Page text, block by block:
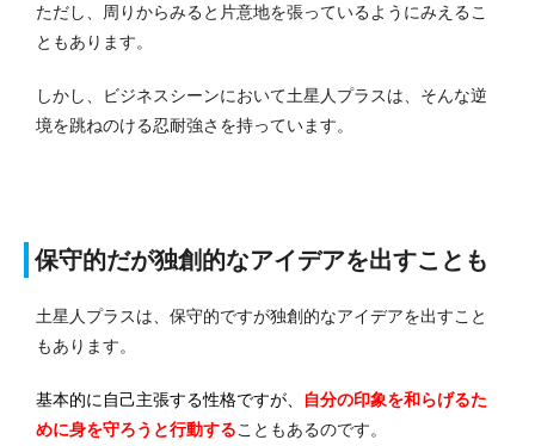
ただし、周りからみると片意地を張っているようにみえるこ
ともあります。
しかし、ビジネスシーンにおいて土星人プラスは、そんな逆
境を跳ねのける忍耐強さを持っています。
保守的だが独創的なアイデアを出すことも
土星人プラスは、保守的ですが独創的なアイデアを出すこと
もあります。
基本的に自己主張する性格ですが、
自分の印象を和らげるた
めに身を守ろうと行動することもあるのです。